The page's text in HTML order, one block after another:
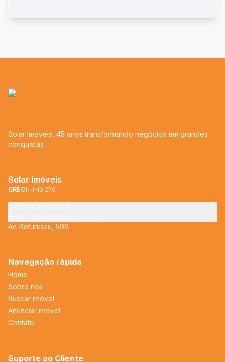
Solar Imóveis, 45 anos transformando negócios em grandes
conquistas.
Solar Imóveis
CRECI: J-19.276
Av. Boturussu, 506
Navegação rápida
Home
Sobre nós
Buscar imóvel
Anunciar imóvel
Contato
Suporte ao Cliente